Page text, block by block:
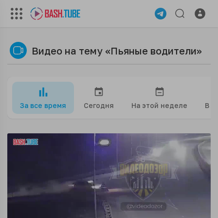
Видео на тему «Пьяные водители»
За все время Сегодня На этой неделе В